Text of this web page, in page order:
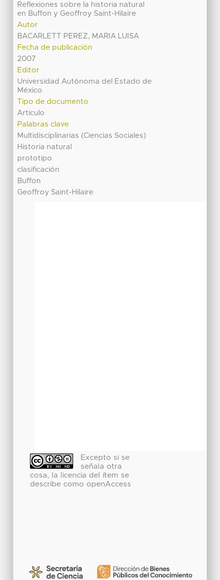
Reflexiones sobre la historia natural
en Buffon y Geoffroy Saint-Hilaire
Autor
BACARLETT PEREZ, MARIA LUISA
Fecha de publicación
2007
Editor
Universidad Autónoma del Estado de
México
Tipo de documento
Artículo
Palabras clave
Multidisciplinarias (Ciencias Sociales)
Historia natural
prototipo
clasificación
Buffon
Geoffroy Saint-Hilaire
Excepto si se
señala otra
cosa, la licencia del ítem se
describe como openAccess